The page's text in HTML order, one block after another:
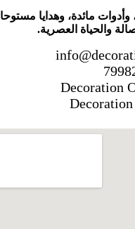
مائدة، وهدايا
والحياة العصرية.
Decoration
Decoration